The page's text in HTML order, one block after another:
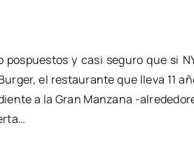
y casi seguro que si
el restaurante que lleva 11
a la Gran Manzana -